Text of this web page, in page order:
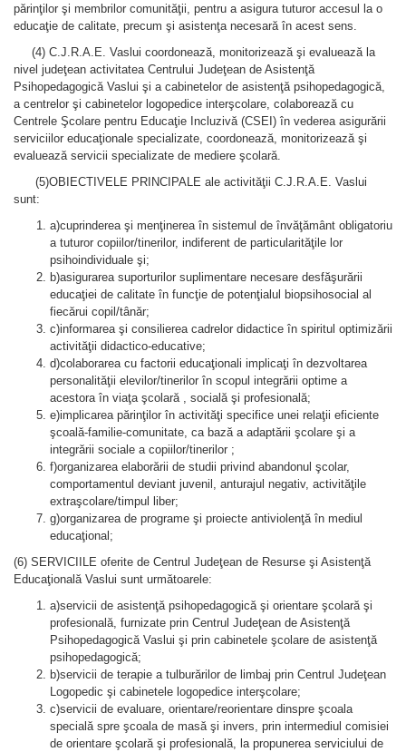
părinţilor şi membrilor comunităţii, pentru a asigura tuturor accesul la o
educaţie de calitate, precum şi asistenţa necesară în acest sens.
(4) C.J.R.A.E. Vaslui coordonează, monitorizează şi evaluează la
nivel judeţean activitatea Centrului Judeţean de Asistenţă
Psihopedagogică Vaslui şi a cabinetelor de asistenţă psihopedagogică,
a centrelor şi cabinetelor logopedice interşcolare, colaborează cu
Centrele Şcolare pentru Educaţie Incluzivă (CSEI) în vederea asigurării
serviciilor educaţionale specializate, coordonează, monitorizează şi
evaluează servicii specializate de mediere şcolară.
(5)OBIECTIVELE PRINCIPALE ale activităţii C.J.R.A.E. Vaslui
sunt:
a)cuprinderea şi menţinerea în sistemul de învăţământ obligatoriu
a tuturor copiilor/tinerilor, indiferent de particularităţile lor
psihoindividuale şi;
b)asigurarea suporturilor suplimentare necesare desfăşurării
educaţiei de calitate în funcţie de potenţialul biopsihosocial al
fiecărui copil/tânăr;
c)informarea şi consilierea cadrelor didactice în spiritul optimizării
activităţii didactico-educative;
d)colaborarea cu factorii educaţionali implicaţi în dezvoltarea
personalităţii elevilor/tinerilor în scopul integrării optime a
acestora în viaţa şcolară , socială şi profesională;
e)implicarea părinţilor în activităţi specifice unei relaţii eficiente
şcoală-familie-comunitate, ca bază a adaptării şcolare şi a
integrării sociale a copiilor/tinerilor ;
f)organizarea elaborării de studii privind abandonul şcolar,
comportamentul deviant juvenil, anturajul negativ, activităţile
extraşcolare/timpul liber;
g)organizarea de programe şi proiecte antiviolenţă în mediul
educaţional;
(6) SERVICIILE oferite de Centrul Judeţean de Resurse şi Asistenţă
Educaţională Vaslui sunt următoarele:
a)servicii de asistenţă psihopedagogică şi orientare şcolară şi
profesională, furnizate prin Centrul Judeţean de Asistenţă
Psihopedagogică Vaslui şi prin cabinetele şcolare de asistenţă
psihopedagogică;
b)servicii de terapie a tulburărilor de limbaj prin Centrul Judeţean
Logopedic şi cabinetele logopedice interşcolare;
c)servicii de evaluare, orientare/reorientare dinspre şcoala
specială spre şcoala de masă şi invers, prin intermediul comisiei
de orientare şcolară şi profesională, la propunerea serviciului de